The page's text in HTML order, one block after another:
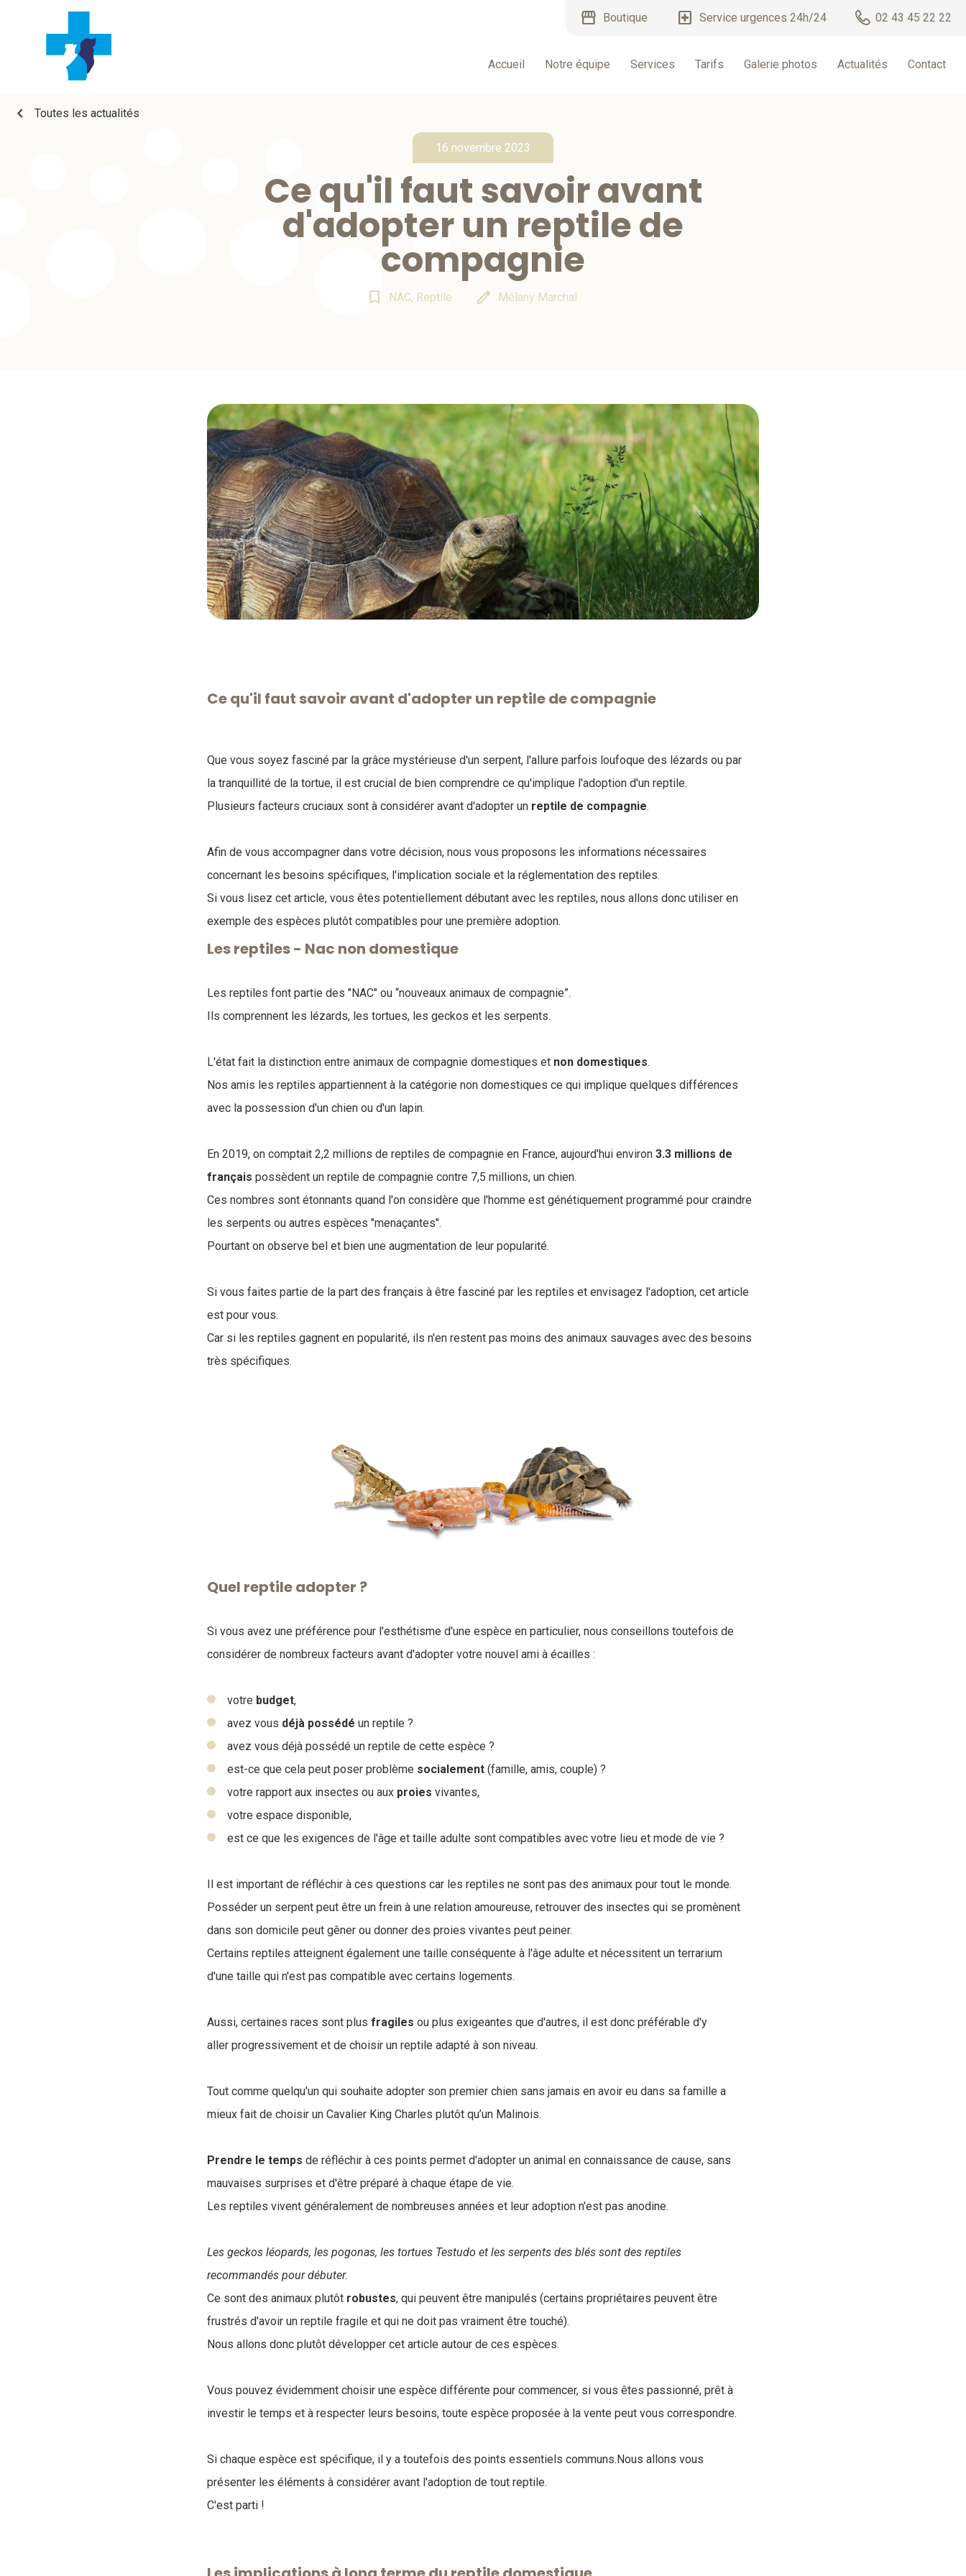
storefront Boutique local_hospital Service urgences 24h/24 02 43 45 22 22
Accueil Notre équipe Services Tarifs Galerie photos Actualités Contact
chevron_left Toutes les actualités
16 novembre 2023
Ce qu'il faut savoir avant
d'adopter un reptile de
compagnie
bookmark_border NAC, Reptile edit Mélany Marchal
Ce qu'il faut savoir avant d'adopter un reptile de compagnie
Que vous soyez fasciné par la grâce mystérieuse d'un serpent, l'allure parfois loufoque des lézards ou par
la tranquillité de la tortue, il est crucial de bien comprendre ce qu'implique l'adoption d'un reptile.
Plusieurs facteurs cruciaux sont à considérer avant d'adopter un reptile de compagnie.
Afin de vous accompagner dans votre décision, nous vous proposons les informations nécessaires
concernant les besoins spécifiques, l'implication sociale et la réglementation des reptiles.
Si vous lisez cet article, vous êtes potentiellement débutant avec les reptiles, nous allons donc utiliser en
exemple des espèces plutôt compatibles pour une première adoption.
Les reptiles - Nac non domestique
Les reptiles font partie des "NAC" ou “nouveaux animaux de compagnie”.
Ils comprennent les lézards, les tortues, les geckos et les serpents.
L'état fait la distinction entre animaux de compagnie domestiques et non domestiques.
Nos amis les reptiles appartiennent à la catégorie non domestiques ce qui implique quelques différences
avec la possession d'un chien ou d'un lapin.
En 2019, on comptait 2,2 millions de reptiles de compagnie en France, aujourd'hui environ 3.3 millions de
français possèdent un reptile de compagnie contre 7,5 millions, un chien.
Ces nombres sont étonnants quand l'on considère que l'homme est génétiquement programmé pour craindre
les serpents ou autres espèces "menaçantes".
Pourtant on observe bel et bien une augmentation de leur popularité.
Si vous faites partie de la part des français à être fasciné par les reptiles et envisagez l'adoption, cet article
est pour vous.
Car si les reptiles gagnent en popularité, ils n'en restent pas moins des animaux sauvages avec des besoins
très spécifiques.
Quel reptile adopter ?
Si vous avez une préférence pour l'esthétisme d'une espèce en particulier, nous conseillons toutefois de
considérer de nombreux facteurs avant d'adopter votre nouvel ami à écailles :
votre budget,
avez vous déjà possédé un reptile ?
avez vous déjà possédé un reptile de cette espèce ?
est-ce que cela peut poser problème socialement (famille, amis, couple) ?
votre rapport aux insectes ou aux proies vivantes,
votre espace disponible,
est ce que les exigences de l'âge et taille adulte sont compatibles avec votre lieu et mode de vie ?
Il est important de réfléchir à ces questions car les reptiles ne sont pas des animaux pour tout le monde.
Posséder un serpent peut être un frein à une relation amoureuse, retrouver des insectes qui se promènent
dans son domicile peut gêner ou donner des proies vivantes peut peiner.
Certains reptiles atteignent également une taille conséquente à l'âge adulte et nécessitent un terrarium
d'une taille qui n'est pas compatible avec certains logements.
Aussi, certaines races sont plus fragiles ou plus exigeantes que d'autres, il est donc préférable d'y
aller progressivement et de choisir un reptile adapté à son niveau.
Tout comme quelqu'un qui souhaite adopter son premier chien sans jamais en avoir eu dans sa famille a
mieux fait de choisir un Cavalier King Charles plutôt qu’un Malinois.
Prendre le temps de réfléchir à ces points permet d'adopter un animal en connaissance de cause, sans
mauvaises surprises et d'être préparé à chaque étape de vie.
Les reptiles vivent généralement de nombreuses années et leur adoption n'est pas anodine.
Les geckos léopards, les pogonas, les tortues Testudo et les serpents des blés sont des reptiles
recommandés pour débuter.
Ce sont des animaux plutôt robustes, qui peuvent être manipulés (certains propriétaires peuvent être
frustrés d'avoir un reptile fragile et qui ne doit pas vraiment être touché).
Nous allons donc plutôt développer cet article autour de ces espèces.
Vous pouvez évidemment choisir une espèce différente pour commencer, si vous êtes passionné, prêt à
investir le temps et à respecter leurs besoins, toute espèce proposée à la vente peut vous correspondre.
Si chaque espèce est spécifique, il y a toutefois des points essentiels communs.Nous allons vous
présenter les éléments à considérer avant l'adoption de tout reptile.
C'est parti !